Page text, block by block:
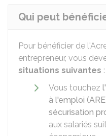
Qui peut
Pour bénéficier de
entrepreneur, vous
situations suivantes :
Vous touchez
à l'emploi
sécurisation
aux salariés